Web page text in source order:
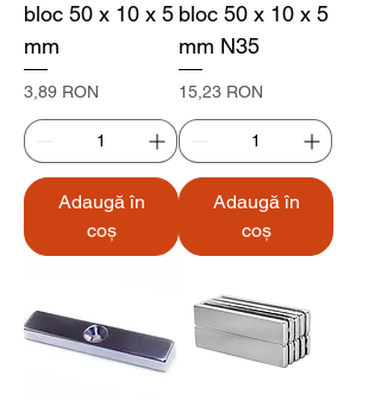
bloc 50 x 10 x 5
mm
Preț
3,89 RON
Adaugă în
coș
bloc 50 x 10 x 5
mm N35
Preț
15,23 RON
Adaugă în
coș